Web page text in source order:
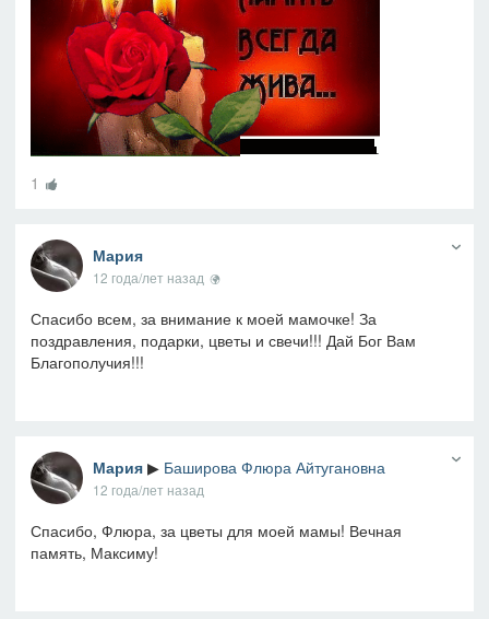
1
Мария
12 года/лет назад
Спасибо всем, за внимание к моей мамочке! За
поздравления, подарки, цветы и свечи!!! Дай Бог Вам
Благополучия!!!
Мария ▶ Баширова Флюра Айтугановна
12 года/лет назад
Спасибо, Флюра, за цветы для моей мамы! Вечная
память, Максиму!